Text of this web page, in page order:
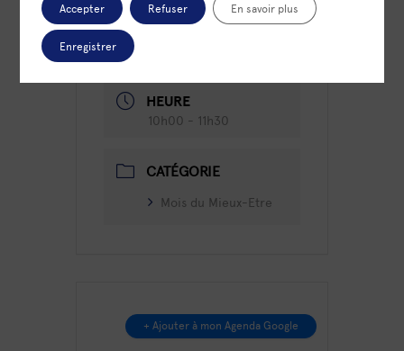
DATE
HEURE
10h00 - 11h30
CATÉGORIE
Mois du Mieux-Etre
+ Ajouter à mon Agenda Google
Accepter Refuser En savoir plus
Enregistrer